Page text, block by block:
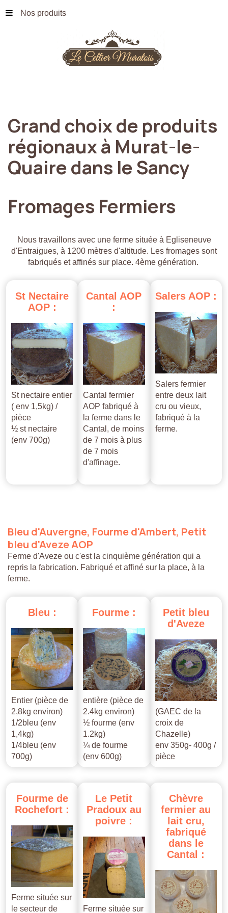
Nos produits
Grand choixde produits
régionauxà Murat-le-
Quairedans leSancy
Fromages Fermiers
Nous travaillons avec une ferme située à Egliseneuve
d'Entraigues, à 1200 mètres d'altitude. Les fromages sont
fabriqués et affinés sur place. 4ème génération.
St Nectaire
AOP :
St nectaire entier
( env 1,5kg) /
pièce
½ st nectaire
(env 700g)
Cantal AOP
:
Cantal fermier
AOP fabriqué à
la ferme dans le
Cantal, de moins
de 7 mois à plus
de 7 mois
d'affinage.
Salers AOP :
Salers fermier
entre deux lait
cru ou vieux,
fabriqué à la
ferme.
Bleu d'Auvergne, Fourmed'Ambert, Petit
bleu d'AvezeAOP
Ferme d'Aveze ou c'est la cinquième génération qui a
repris la fabrication. Fabriqué et affiné sur la place, à la
ferme.
Bleu :
Entier (pièce de
2,8kg environ)
1/2bleu (env
1,4kg)
1/4bleu (env
700g)
Fourme :
entière (pièce de
2.4kg environ)
½ fourme (env
1.2kg)
¼ de fourme
(env 600g)
Petit bleu
d'Aveze
(GAEC de la
croix de
Chazelle)
env 350g- 400g /
pièce
Fourme de
Rochefort :
Ferme située sur
le secteur de
Le Petit
Pradoux au
poivre :
Ferme située sur
Chèvre
fermier au
lait cru,
fabriqué
dans le
Cantal :